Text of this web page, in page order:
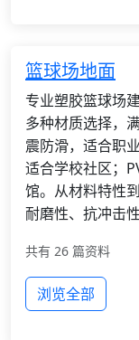
篮球场地面
专业塑胶篮球场
多种材质选择，
震防滑，适合职
适合学校社区；
馆。从材料特性
耐磨性、抗冲击
共有 26 篇资料
浏览全部